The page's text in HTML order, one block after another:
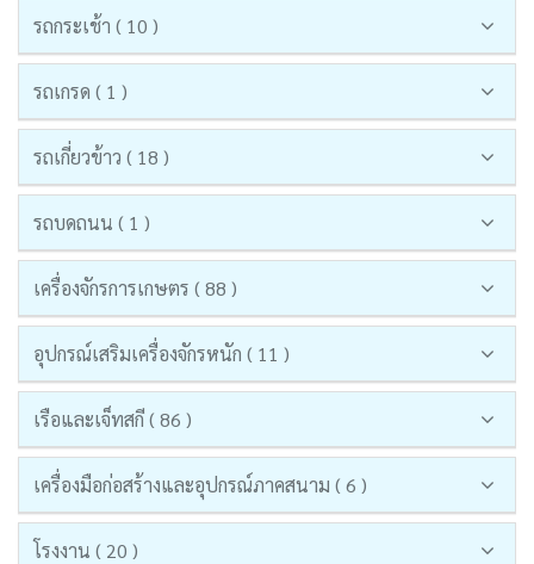
รถกระเช้า ( 10 )
รถเกรด ( 1 )
รถเกี่ยวข้าว ( 18 )
รถบดถนน ( 1 )
เครื่องจักรการเกษตร ( 88 )
อุปกรณ์เสริมเครื่องจักรหนัก ( 11 )
เรือและเจ็ทสกี ( 86 )
เครื่องมือก่อสร้างและอุปกรณ์ภาคสนาม ( 6 )
โรงงาน ( 20 )